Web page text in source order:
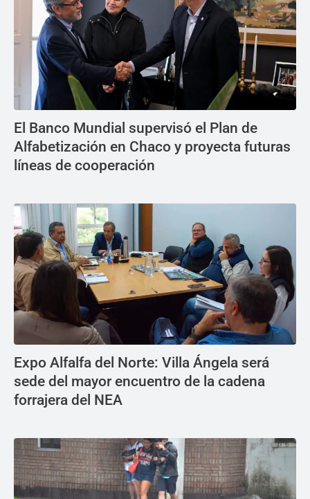
El Banco Mundial supervisó el Plan de
Alfabetización en Chaco y proyecta futuras
líneas de cooperación
Expo Alfalfa del Norte: Villa Ángela será
sede del mayor encuentro de la cadena
forrajera del NEA